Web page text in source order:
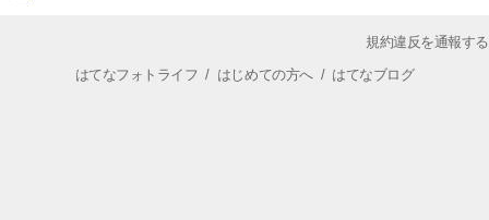
規約違反を通報する
はてなフォトライフ / はじめての方へ/ はてなブログ